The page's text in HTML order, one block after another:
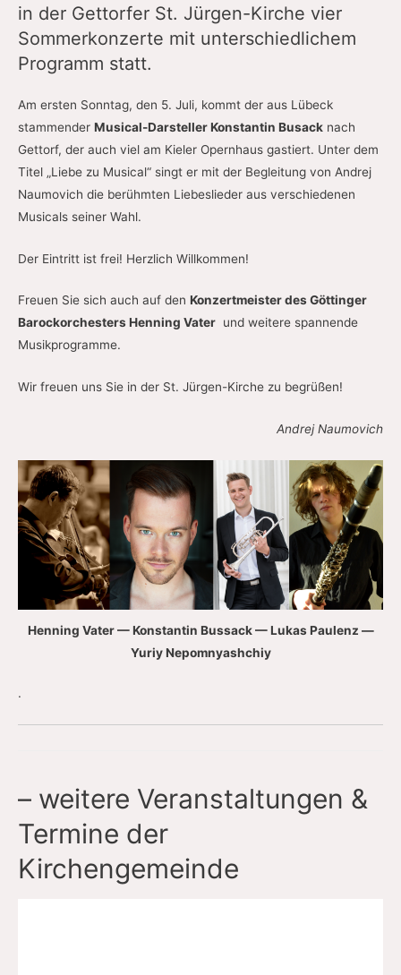
in der Gettorfer St. Jürgen-Kirche vier
Sommerkonzerte mit unterschiedlichem
Programm statt.
Am ersten Sonntag, den 5. Juli, kommt der aus Lübeck
stammender Musical-Darsteller Konstantin Busack nach
Gettorf, der auch viel am Kieler Opernhaus gastiert. Unter dem
Titel „Liebe zu Musical“ singt er mit der Begleitung von Andrej
Naumovich die berühmten Liebeslieder aus verschiedenen
Musicals seiner Wahl.
Der Eintritt ist frei! Herzlich Willkommen!
Freuen Sie sich auch auf den Konzertmeister des Göttinger
Barockorchesters Henning Vater und weitere spannende
Musikprogramme.
Wir freuen uns Sie in der St. Jürgen-Kirche zu begrüßen!
Andrej Naumovich
Henning Vater — Konstantin Bussack — Lukas Paulenz —
Yuriy Nepomnyashchiy
.
– weitere Veranstaltungen &
Termine der
Kirchengemeinde